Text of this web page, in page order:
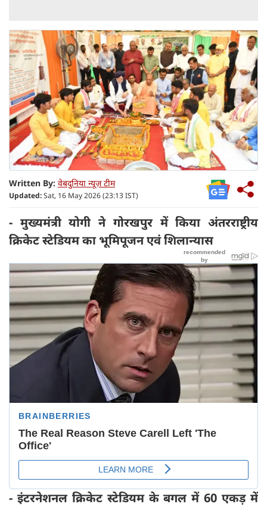
Written By: वेबदुनिया न्यूज़ टीम
Updated:Sat, 16 May 2026 (23:13 IST)
- मुख्यमंत्री योगी ने गोरखपुर में किया अंतरराष्ट्रीय
क्रिकेट स्टेडियम का भूमिपूजन एवं शिलान्यास
- इंटरनेशनल क्रिकेट स्टेडियम के बगल में 60 एकड़ में